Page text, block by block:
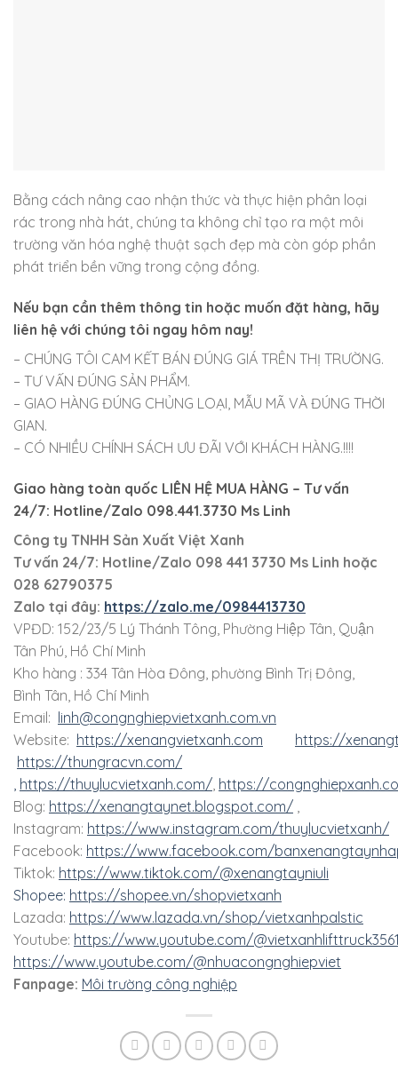
Bằng cách nâng cao nhận thức và thực hiện phân loại
rác trong nhà hát, chúng ta không chỉ tạo ra một môi
trường văn hóa nghệ thuật sạch đẹp mà còn góp phần
phát triển bền vững trong cộng đồng.
Nếu bạn cần thêm thông tin hoặc muốn đặt hàng, hãy
liên hệ với chúng tôi ngay hôm nay!
– CHÚNG TÔI CAM KẾT BÁN ĐÚNG GIÁ TRÊN THỊ TRƯỜNG.
– TƯ VẤN ĐÚNG SẢN PHẨM.
– GIAO HÀNG ĐÚNG CHỦNG LOẠI, MẪU MÃ VÀ ĐÚNG THỜI
GIAN.
– CÓ NHIỀU CHÍNH SÁCH ƯU ĐÃI VỚI KHÁCH HÀNG.!!!!
Giao hàng toàn quốc LIÊN HỆ MUA HÀNG – Tư vấn
24/7: Hotline/Zalo 098.441.3730 Ms Linh
Công ty TNHH Sản Xuất Việt Xanh
Tư vấn 24/7: Hotline/Zalo 098 441 3730 Ms Linh hoặc
028 62790375
Zalo tại đây: https://zalo.me/0984413730
VPĐD: 152/23/5 Lý Thánh Tông, Phường Hiệp Tân, Quận
Tân Phú, Hồ Chí Minh
Kho hàng : 334 Tân Hòa Đông, phường Bình Trị Đông,
Bình Tân, Hồ Chí Minh
Email: linh@congnghiepvietxanh.com.vn
Website: https://xenangvietxanh.com
https://
https://thungracvn.com/
https://thuylucvietxanh.com/ https://
Blog: https://xenangtaynet.blogspot.com/
Instagram: https://www.instagram.com/thuylucvietxanh/
Facebook: https://www.facebook.com/
Tiktok: https://www.tiktok.com/@xenangtayniuli
Shopee: https://shopee.vn/shopvietxanh
Lazada: https://www.lazada.vn/shop/vietxanhpalstic
Youtube: https://www.youtube.com/
https://www.youtube.com/@nhuacongnghiepviet
Fanpage: Môi trường công nghiệp